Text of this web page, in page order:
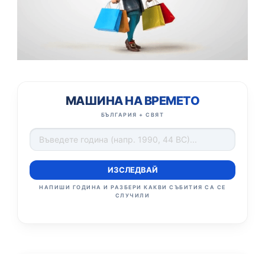
МАШИНА НА ВРЕМЕТО
БЪЛГАРИЯ + СВЯТ
ИЗСЛЕДВАЙ
НАПИШИ ГОДИНА И РАЗБЕРИ КАКВИ СЪБИТИЯ СА СЕ
СЛУЧИЛИ